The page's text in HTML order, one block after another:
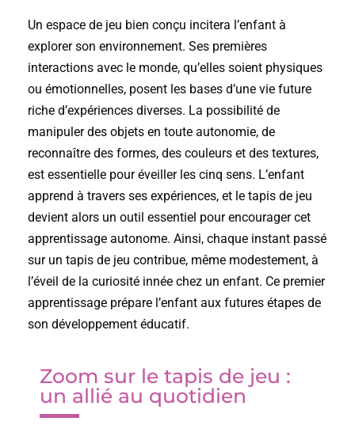
Un espace de jeu bien conçu incitera l’enfant à
explorer son environnement. Ses premières
interactions avec le monde, qu’elles soient physiques
ou émotionnelles, posent les bases d’une vie future
riche d’expériences diverses. La possibilité de
manipuler des objets en toute autonomie, de
reconnaître des formes, des couleurs et des textures,
est essentielle pour éveiller les cinq sens. L’enfant
apprend à travers ses expériences, et le tapis de jeu
devient alors un outil essentiel pour encourager cet
apprentissage autonome. Ainsi, chaque instant passé
sur un tapis de jeu contribue, même modestement, à
l’éveil de la curiosité innée chez un enfant. Ce premier
apprentissage prépare l’enfant aux futures étapes de
son développement éducatif.
Zoom sur le tapis de jeu :
un allié au quotidien